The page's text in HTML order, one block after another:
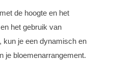
de hoogte en het
het gebruik van
kun je een dynamisch en
je bloemenarrangement.